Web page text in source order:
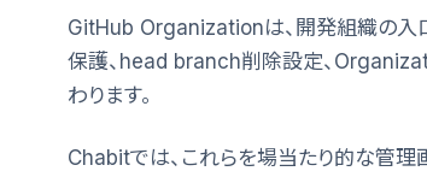
GitHub Organizationは、開発組織の入口
保護、head branch削除設定、
わります。
Chabitでは、これらを場当たり的な管